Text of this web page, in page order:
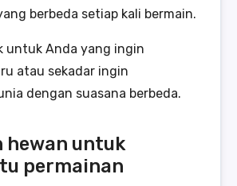
berbeda setiap kali bermain.
untuk Anda yang ingin
atau sekadar ingin
dengan suasana berbeda.
hewan untuk
permainan